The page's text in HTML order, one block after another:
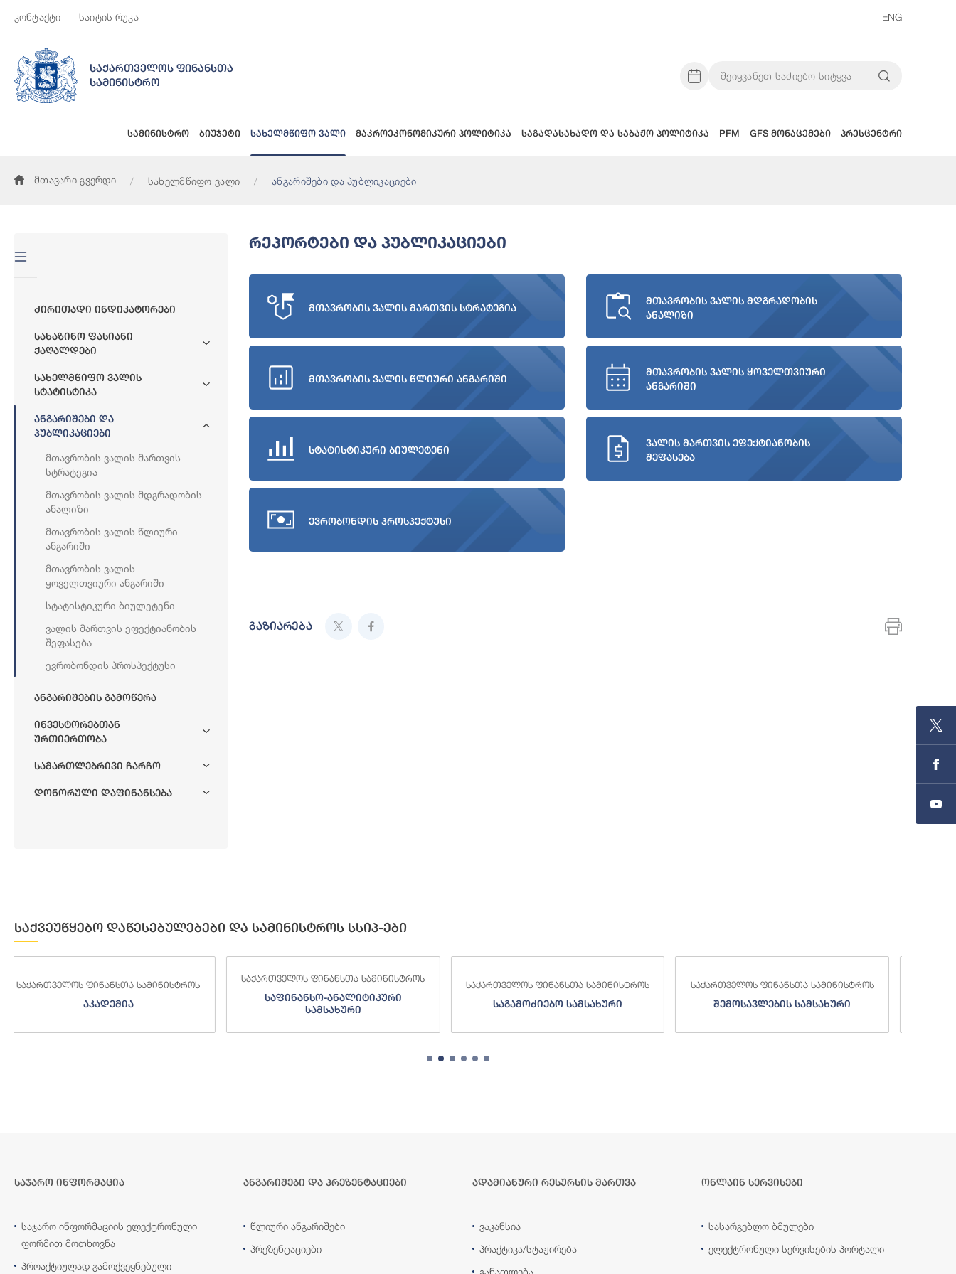
კონტაქტი საიტის რუკა ENG
საქართველოს ფინანსთა
სამინისტრო
სამინისტრო ბიუჯეტი სახელმწიფო ვალი მაკროეკონომიკური პოლიტიკა საგადასახადო და საბაჟო პოლიტიკა PFM GFS მონაცემები პრესცენტრი
მთავარი გვერდი სახელმწიფო ვალი ანგარიშები და პუბლიკაციები
Ძირითადი Ინდიკატორები
Სახაზინო Ფასიანი
Ქაღალდები
Სახელმწიფო Ვალის
Სტატისტიკა
Ანგარიშები Და
Პუბლიკაციები
Მთავრობის Ვალის Მართვის
Სტრატეგია
Მთავრობის Ვალის Მდგრადობის
Ანალიზი
Მთავრობის Ვალის Წლიური
Ანგარიში
Მთავრობის Ვალის
Ყოველთვიური Ანგარიში
Სტატისტიკური Ბიულეტენი
Ვალის Მართვის Ეფექტიანობის
Შეფასება
Ევრობონდის Პროსპექტუსი
Ანგარიშების Გამოწერა
Ინვესტორებთან
Ურთიერთობა
Სამართლებრივი Ჩარჩო
Დონორული Დაფინანსება
Რეპორტები Და Პუბლიკაციები
მთავრობის ვალის მართვის სტრატეგია
მთავრობის ვალის მდგრადობის
ანალიზი
მთავრობის ვალის წლიური ანგარიში
მთავრობის ვალის ყოველთვიური
ანგარიში
სტატისტიკური ბიულეტენი
ვალის მართვის ეფექტიანობის
შეფასება
ევრობონდის პროსპექტუსი
გაზიარება
საქვეუწყებო დაწესებულებები და სამინისტროს სსიპ-ები
საფინანსო-ანალიტიკური
სამსახური
საქართველოს ფინანსთა სამინისტროს
საგამოძიებო სამსახური
საქართველოს ფინანსთა სამინისტროს
შემოსავლების სამსახური
საქართველოს ფინანსთა სამინისტროს
სახელმწიფო ხაზინა
საჯარო ინფორმაცია
საჯარო ინფორმაციის ელექტრონული
ფორმით მოთხოვნა
პროაქტიულად გამოქვეყნებული
ანგარიშები და პრეზენტაციები
წლიური ანგარიშები
პრეზენტაციები
ადამიანური რესურსის მართვა
ვაკანსია
პრაქტიკა/სტაჟირება
განათლება
ონლაინ სერვისები
სასარგებლო ბმულები
ელექტრონული სერვისების პორტალი